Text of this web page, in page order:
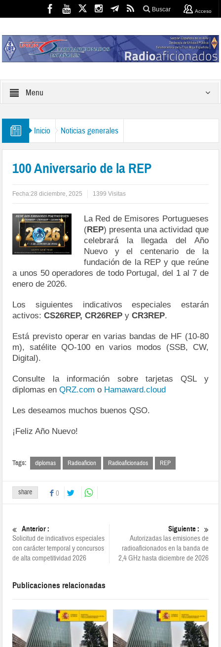
Buscar Acceso
Menu
Inicio Noticias generales
100 Aniversario de la REP
Fecha:28 diciembre, 2025 1399 Visitas
La Red de Emisores Portugueses
(REP) presenta una actividad que
celebrará la llegada del Año
Nuevo y el centenario de la
fundación de la REP y que reúne
a unos 50 operadores de todo Portugal, del 1 al 7 de
enero de 2026.
Los siguientes indicativos especiales estarán
activos:CS26REP, CR26REP y CR3REP.
Está previsto operar en varias bandas de HF (10-80
m), satélite QO-100 en varios modos (SSB, CW,
Digital).
Consulte la información sobre tarjetas QSL y
diplomas enQRZ.com o Hamaward.cloud
Les deseamos muchos buenos QSO.
¡Feliz Año Nuevo!
Tags: diplomas Radioaficion Radioaficionados REP
share 0
Anterior :
Solicitud de indicativos especiales
con carácter temporal y concursos
de alta competitividad 2026
Siguiente :
Autorizadas las emisiones de
radioaficionados en la banda de
2,4 GHz hasta diciembre de 2026
Publicaciones relacionadas